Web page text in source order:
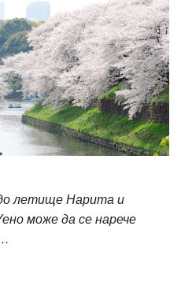
летище Нарита и
може да се нарече